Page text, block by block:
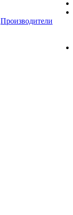
Производители